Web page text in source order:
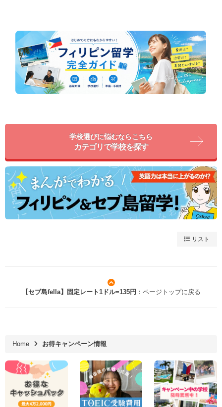
学校選びに悩むならこちら
カテゴリで学校を探す
リスト
【セブ島fella】固定レート1ドル=135円 ：ページトップに戻る
Home お得キャンペーン情報